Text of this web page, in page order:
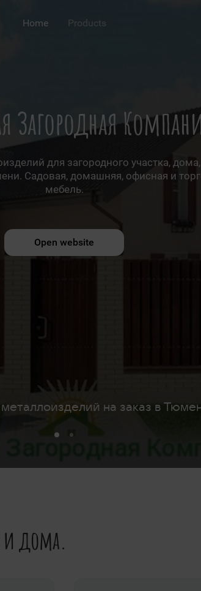
Home Products
Загородная
для загородного участка,
Садовая, домашняя, офисная и
мебель.
Open website
на заказ в
и дома.